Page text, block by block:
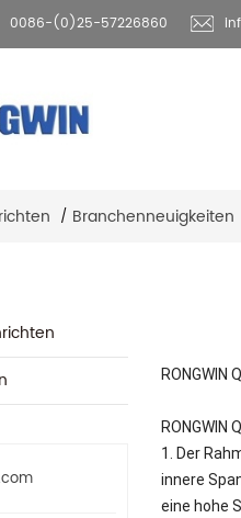
0086-(0)25-57226860
/ Branchenneuigkeiten
1. Der
innere
eine hohe